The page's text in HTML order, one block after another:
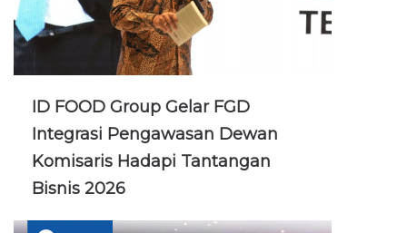
ID FOOD Group Gelar FGD
Integrasi Pengawasan Dewan
Komisaris Hadapi Tantangan
Bisnis 2026